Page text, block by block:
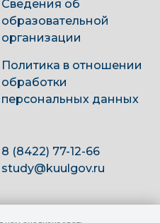
Сведения об
образовательной
организации
Политика в отношении
обработки
персональных данных
8 (8422) 77-12-66
study@kuulgov.ru